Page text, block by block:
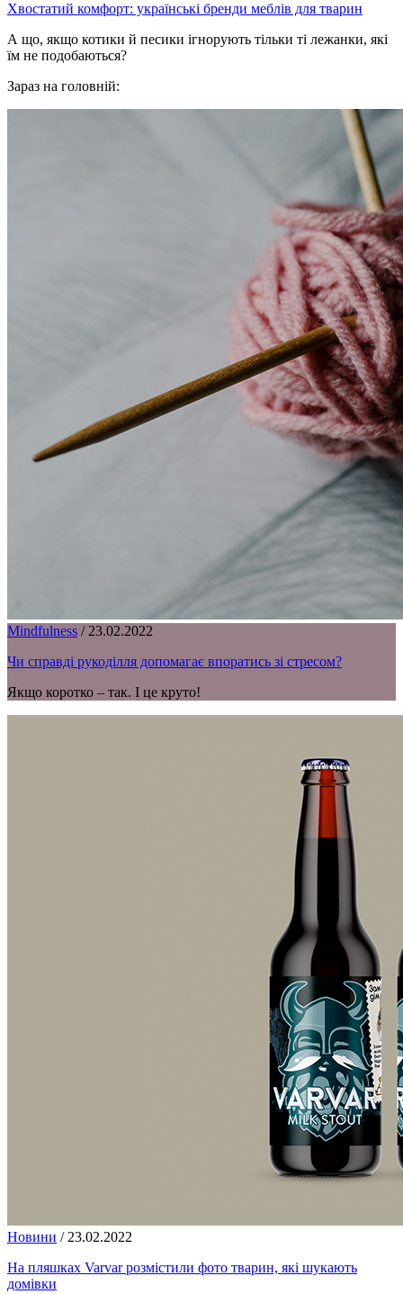
Хвостатий комфорт: українські бренди меблів для тварин
А що, якщо котики й песики ігнорують тільки ті лежанки, які
їм не подобаються?
Зараз на головній:
Mindfulness / 23.02.2022
Чи справді рукоділля допомагає впоратись зі стресом?
Якщо коротко – так. І це круто!
Новини / 23.02.2022
На пляшках Varvar розмістили фото тварин, які шукають
домівки